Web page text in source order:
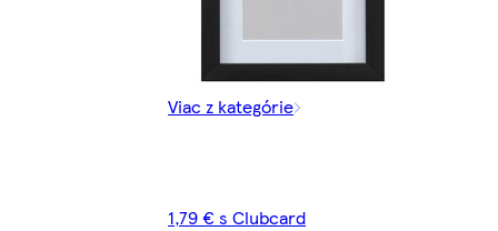
Viac z kategórie
1,79 € s Clubcard